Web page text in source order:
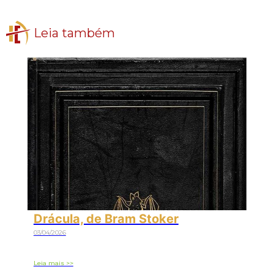
Leia também
Drácula, de Bram Stoker
03/04/2026
Leia mais >>